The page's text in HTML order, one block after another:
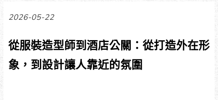
2026-05-22
從服裝造型師到酒店公關：從打造外在形
象，到設計讓人靠近的氛圍